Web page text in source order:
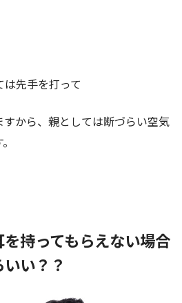
先手を打って
から、親としては断づらい空気
持ってもらえない場合
い？？